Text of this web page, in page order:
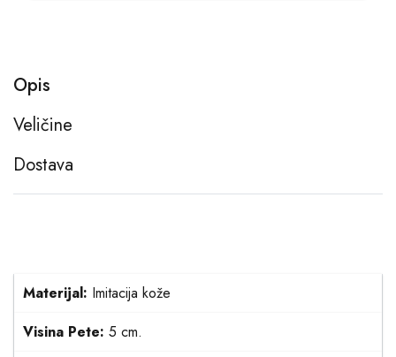
Opis
Veličine
Dostava
Materijal: Imitacija kože
Visina Pete: 5 cm.